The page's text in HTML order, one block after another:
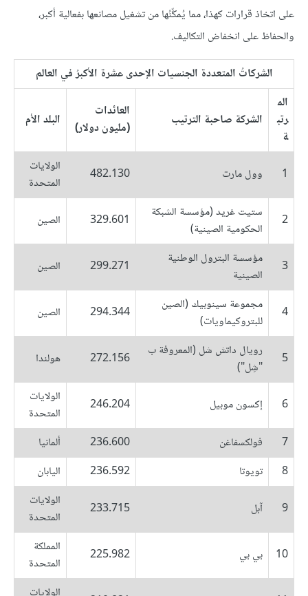
على اتخاذ قرارات كهذا، مما يُمكِّنُها من تشغيل مصانعها بفعالية أكبر،
والحفاظ على انخفاض التكاليف.
الشركاتُ المتعددة الجنسيات الإحدى عشرة الأكبرُ في العالم
الم
رتب
ة
الشركة صاحبة الترتيب
العائدات
(مليون دولار)
البلد الأم
1 وول مارت 482.130
الولايات
المتحدة
2
ستيت غريد (مؤسسة الشبكة
الحكومية الصينية)
329.601 الصين
3
مؤسسة البترول الوطنية
الصينية
299.271 الصين
4
مجموعة سينوبيك (الصين
للبتروكيماويات)
294.344 الصين
5
رويال داتش شل (المعروفة ب
"شِل")
272.156 هولندا
6 إكسون موبيل 246.204
الولايات
المتحدة
7
فولكسفاغن 236.600
ألمانيا
8
تويوتا 236.592
اليابان
9
آبل 233.715
الولايات
المتحدة
10
بي بي 225.982
المملكة
المتحدة